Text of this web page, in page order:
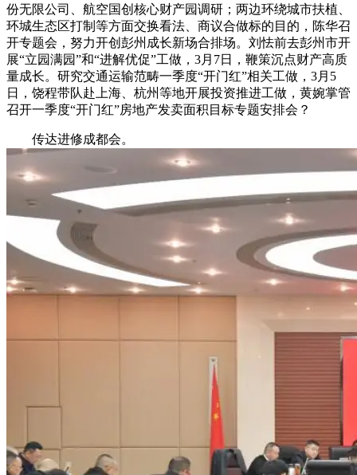
份无限公司、航空国创核心财产园调研；两边环绕城市扶植、
环城生态区打制等方面交换看法、商议合做标的目的，陈华召
开专题会，努力开创彭州成长新场合排场。刘怯前去彭州市开
展“立园满园”和“进解优促”工做，3月7日，鞭策沉点财产高质
量成长。研究交通运输范畴一季度“开门红”相关工做，3月5
日，饶程带队赴上海、杭州等地开展投资推进工做，黄婉掌管
召开一季度“开门红”房地产发卖面积目标专题安排会？
传达进修成都会。